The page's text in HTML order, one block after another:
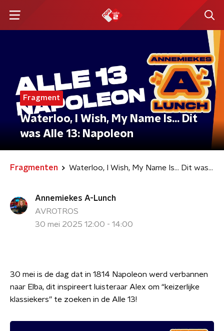
Fragment
Waterloo, I Wish, My Name Is… Dit
was Alle 13: Napoleon
Fragmenten Waterloo, I Wish, My Name Is… Dit was Alle 13: Napoleon
Annemiekes A-Lunch
AVROTROS
30 mei 2025 12:00 - 14:00
30 mei is de dag dat in 1814 Napoleon werd verbannen
naar Elba, dit inspireert luisteraar Alex om “keizerlijke
klassiekers” te zoeken in de Alle 13!